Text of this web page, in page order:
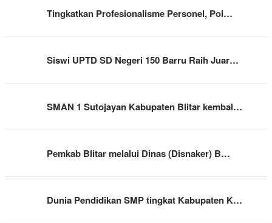
Tingkatkan Profesionalisme Personel, Pol…
Siswi UPTD SD Negeri 150 Barru Raih Juar…
SMAN 1 Sutojayan Kabupaten Blitar kembal…
Pemkab Blitar melalui Dinas (Disnaker) B…
Dunia Pendidikan SMP tingkat Kabupaten K…